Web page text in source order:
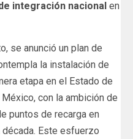
integración nacional en
se anunció un plan de
la instalación de
etapa en el Estado de
con la ambición de
puntos de recarga en
Este esfuerzo